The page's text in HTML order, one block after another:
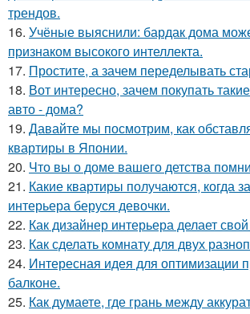
трендов.
16. Учёные выяснили: бардак дома
признаком высокого интеллекта.
17. Простите, а зачем переделывать
18. Вот интересно, зачем покупать
авто - дома?
19. Давайте мы посмотрим, как
квартиры в Японии.
20. Что вы о доме вашего детства
21. Какие квартиры получаются, когда
интерьера беруся девочки.
22. Как дизайнер интерьера делает
23. Как сделать комнату для двух
24. Интересная идея для оптимизации
балконе.
25. Как думаете, где грань между